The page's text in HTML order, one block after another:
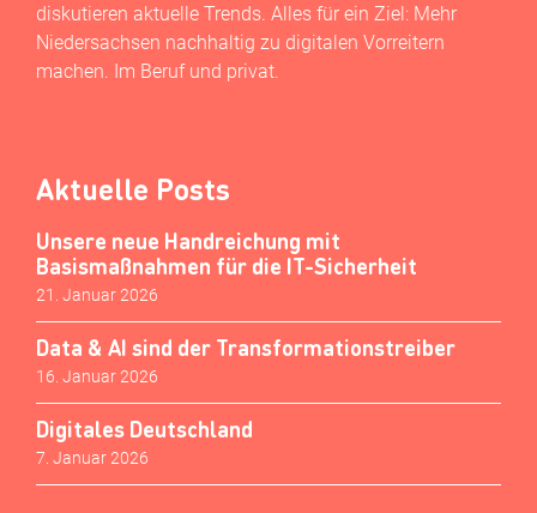
diskutieren aktuelle Trends. Alles für ein Ziel: Mehr
Niedersachsen nachhaltig zu digitalen Vorreitern
machen. Im Beruf und privat.
Aktuelle Posts
Unsere neue Handreichung mit
Basismaßnahmen für die IT-Sicherheit
21. Januar 2026
Data & AI sind der Transformationstreiber
16. Januar 2026
Digitales Deutschland
7. Januar 2026